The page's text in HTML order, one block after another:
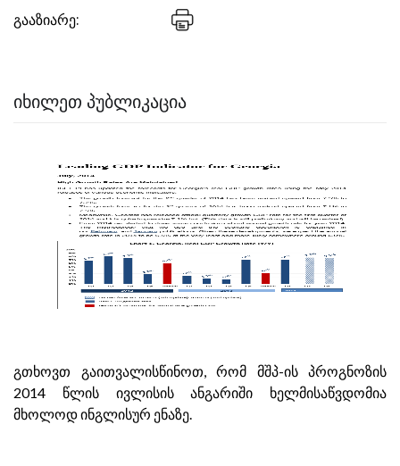
გააზიარე:
ᲘᲮᲘᲚᲔᲗ ᲞᲣᲑᲚᲘᲙᲐᲪᲘᲐ
გთხოვთ გაითვალისწინოთ, რომ მშპ-ის პროგნოზის
2014 წლის ივლისის ანგარიში ხელმისაწვდომია
მხოლოდ ინგლისურ ენაზე.